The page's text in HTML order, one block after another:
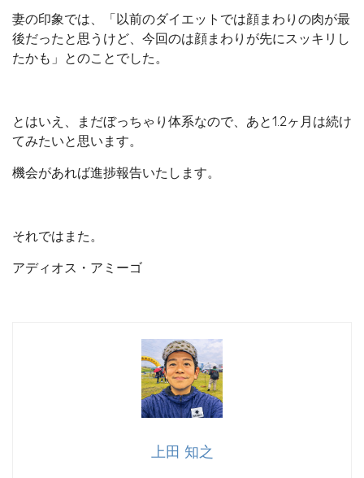
妻の印象では、「以前のダイエットでは顔まわりの肉が最
後だったと思うけど、今回のは顔まわりが先にスッキリし
たかも」とのことでした。
とはいえ、まだぼっちゃり体系なので、あと1.2ヶ月は続け
てみたいと思います。
機会があれば進捗報告いたします。
それではまた。
アディオス・アミーゴ
上田 知之